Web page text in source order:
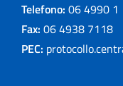
Telefono: 06 4990 1
Fax: 06 4938 7118
PEC: